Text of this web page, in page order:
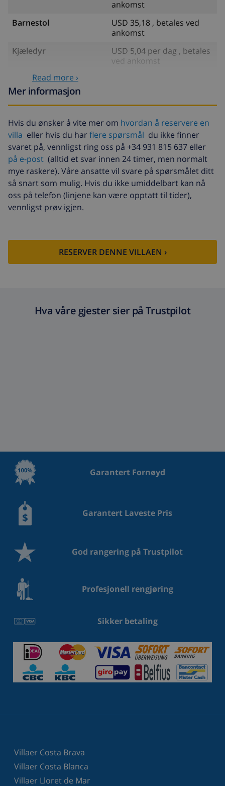
ankomst
Barnestol
USD 35,18 , betales ved
ankomst
Kjæledyr
USD 5,04 per dag , betales
ved ankomst
Ekstra sengetøy
Ekstra håndklæder
USD 8,80 per person ,
betales ved ankomst
Sen utsjekking
USD 113,75
Ekstra rengjøring
basert på energiforbruk
(USD 52,77/HOUR)
Avbestillingsdepositum:
4.80% av totalbeløp
Read more ›
Mer informasjon
Hvis du ønsker å vite mer om hvordan å reservere en
villa eller hvis du har flere spørsmål du ikke finner
svaret på, vennligst ring oss på +34 931 815 637 eller
på e-post (alltid et svar innen 24 timer, men normalt
mye raskere). Våre ansatte vil svare på spørsmålet ditt
så snart som mulig. Hvis du ikke umiddelbart kan nå
oss på telefon (linjene kan være opptatt til tider),
vennligst prøv igjen.
RESERVER DENNE VILLAEN ›
Hva våre gjester sier på Trustpilot
Garantert Fornøyd
Garantert Laveste Pris
God rangering på Trustpilot
Profesjonell rengjøring
Sikker betaling
Villaer Costa Brava
Villaer Costa Blanca
Villaer Lloret de Mar